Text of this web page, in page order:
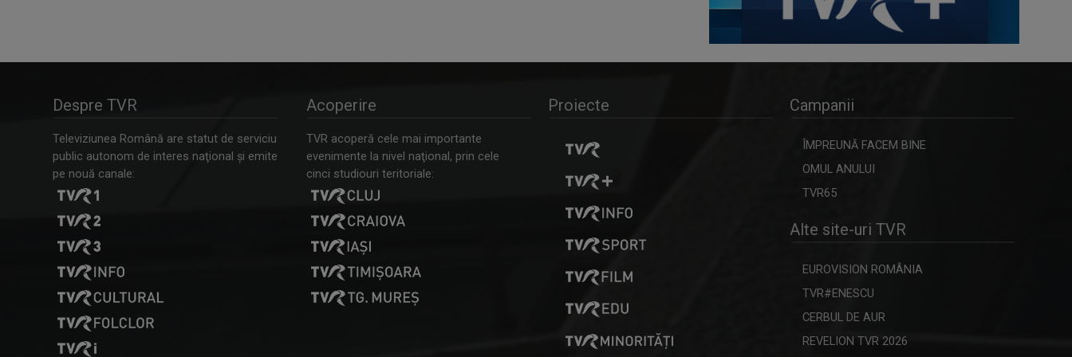
Despre TVR
Televiziunea Română are statut de serviciu
public autonom de interes naţional şi emite
pe nouă canale:
Acoperire
TVR acoperă cele mai importante
evenimente la nivel naţional, prin cele
cinci studiouri teritoriale:
Proiecte Campanii
ÎMPREUNĂ FACEM BINE
OMUL ANULUI
TVR65
Alte site-uri TVR
EUROVISION ROMÂNIA
TVR#ENESCU
CERBUL DE AUR
REVELION TVR 2026